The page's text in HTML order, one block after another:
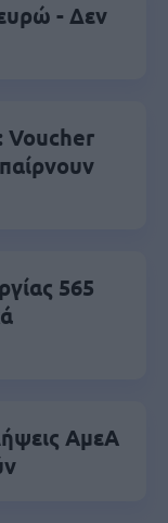
- Δεν
Voucher
565
ΑμεΑ